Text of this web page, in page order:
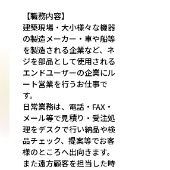
【職務内容】
建築現場・大小様々な機器
の製造メーカー・車や船等
を製造される企業など、ネ
ジを部品として使用される
エンドユーザーの企業にル
ート営業を行うお仕事で
す。
日常業務は、電話・FAX・
メール等で見積り・受注処
理をデスクで行い納品や検
品チェック、提案等でお客
様のところへ出向きます。
また遠方顧客を担当した時